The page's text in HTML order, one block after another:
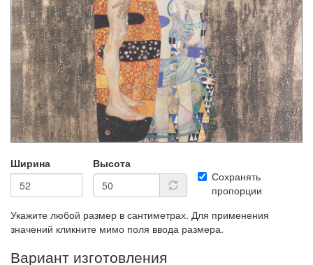
Ширина
Высота
Сохранять
пропорции
Укажите любой размер в сантиметрах. Для применения
значений кликните мимо поля ввода размера.
Вариант изготовления